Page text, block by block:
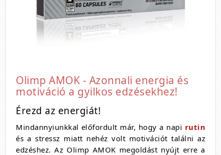
Olimp AMOK - Azonnali energia és
motiváció a gyilkos edzésekhez!
Érezd az energiát!
Mindannyiunkkal előfordult már, hogy a napi rutin
és a stressz miatt nehéz volt motivációt találni az
edzéshez. Az Olimp AMOK megoldást nyújt erre a